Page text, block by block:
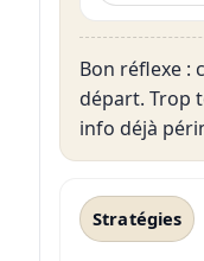
Bon réflexe :
départ. Trop
info déjà
Stratégies